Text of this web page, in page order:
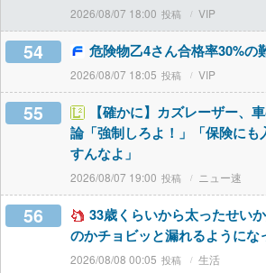
2026/08/07 18:00 VIP
54 危険物乙4さん合格率30%の
2026/08/07 18:05 VIP
55
【確かに】カズレーザー、
論「強制しろよ！」「保険に
すんなよ」
2026/08/07 19:00 ニュー速
56
33歳くらいから太ったせい
のかチョビッと漏れるようにな
2026/08/08 00:05 生活